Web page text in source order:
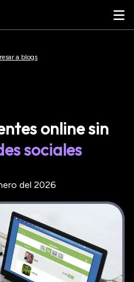
a blogs
online sin
sociales
del 2026